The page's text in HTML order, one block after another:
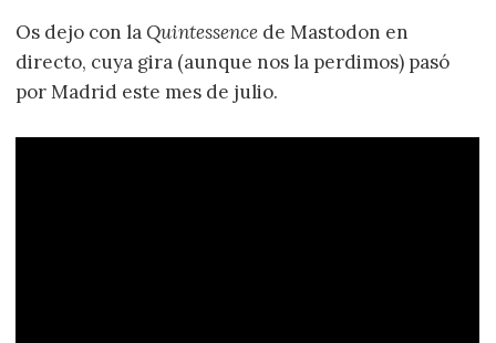
Os dejo con laQuintessence de Mastodon en
directo, cuya gira (aunque nos la perdimos) pasó
por Madrid este mes de julio.